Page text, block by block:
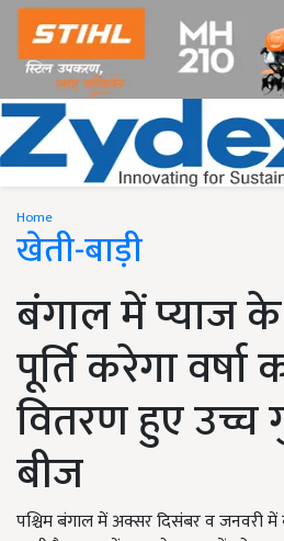
Home
खेती-बाड़ी
बंगाल में प्याज
पूर्ति करेगा
वितरण हुए उच्च
बीज
पश्चिम बंगाल में अक्सर दिसंबर व जनवरी